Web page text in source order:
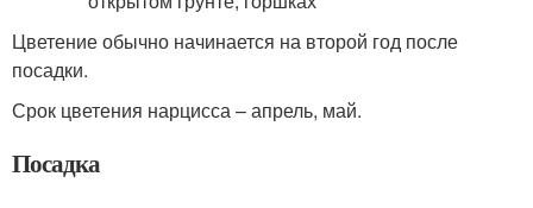
Цветение обычно начинается на второй год после
посадки.
Срок цветения нарцисса – апрель, май.
Посадка